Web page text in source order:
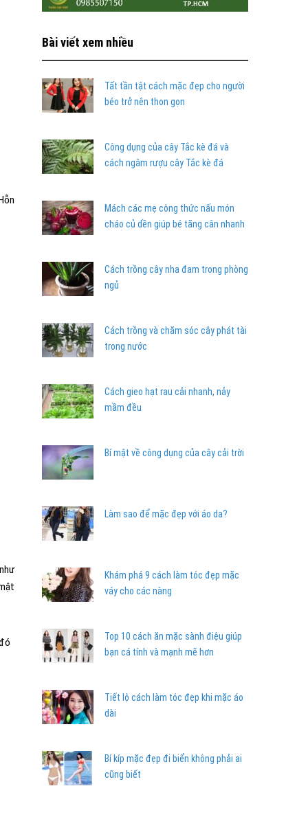
Bài viết xem nhiều
Tất tần tật cách mặc đẹp cho người
béo trở nên thon gọn
Công dụng của cây Tắc kè đá và
cách ngâm rượu cây Tắc kè đá
Mách các mẹ công thức nấu món
cháo củ dền giúp bé tăng cân nhanh
Cách trồng cây nha đam trong phòng
ngủ
Cách trồng và chăm sóc cây phát tài
trong nước
Cách gieo hạt rau cải nhanh, nảy
mầm đều
Bí mật về công dụng của cây cải trời
Làm sao để mặc đẹp với áo da?
Khám phá 9 cách làm tóc đẹp mặc
váy cho các nàng
Top 10 cách ăn mặc sành điệu giúp
bạn cá tính và mạnh mẽ hơn
Tiết lộ cách làm tóc đẹp khi mặc áo
dài
Bí kíp mặc đẹp đi biển không phải ai
cũng biết